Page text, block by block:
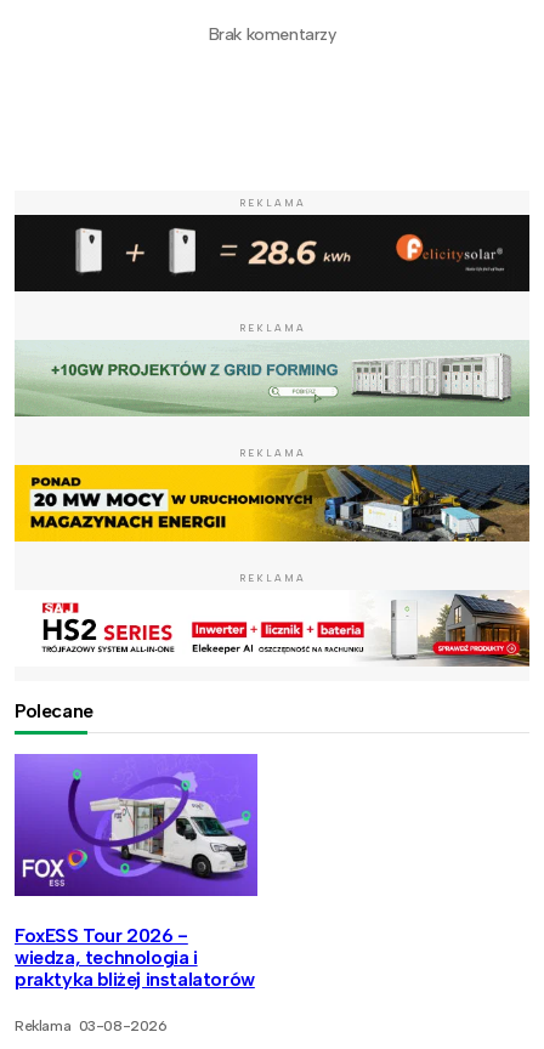
Brak komentarzy
REKLAMA
REKLAMA
REKLAMA
REKLAMA
Polecane
FoxESS Tour 2026 -
wiedza, technologia i
praktyka bliżej instalatorów
Reklama 03-08-2026